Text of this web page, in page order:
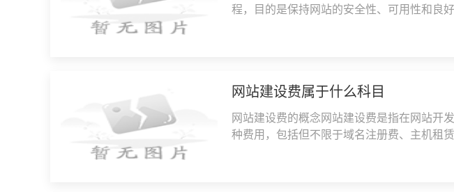
程，目的是保持网站的安全性、可用性和良
网站建设费属于什么科目
网站建设费的概念网站建设费是指在网站开
种费用，包括但不限于域名注册费、主机租